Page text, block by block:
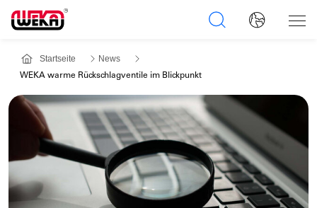
Startseite News
WEKA warme Rückschlagventile im Blickpunkt